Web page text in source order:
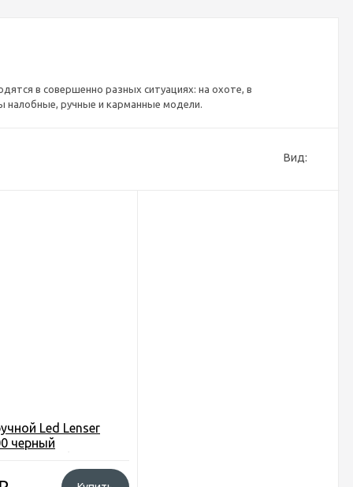
в совершенно разных ситуациях: на охоте, в
налобные, ручные и карманные модели.
Вид:
Led Lenser
черный